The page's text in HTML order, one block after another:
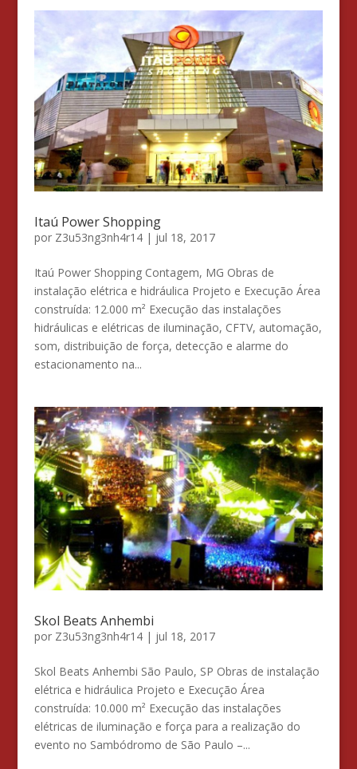
Itaú Power Shopping
por Z3u53ng3nh4r14| jul 18, 2017
Itaú Power Shopping Contagem, MG Obras de
instalação elétrica e hidráulica Projeto e Execução Área
construída: 12.000 m² Execução das instalações
hidráulicas e elétricas de iluminação, CFTV, automação,
som, distribuição de força, detecção e alarme do
estacionamento na...
Skol Beats Anhembi
por Z3u53ng3nh4r14| jul 18, 2017
Skol Beats Anhembi São Paulo, SP Obras de instalação
elétrica e hidráulica Projeto e Execução Área
construída: 10.000 m² Execução das instalações
elétricas de iluminação e força para a realização do
evento no Sambódromo de São Paulo –...